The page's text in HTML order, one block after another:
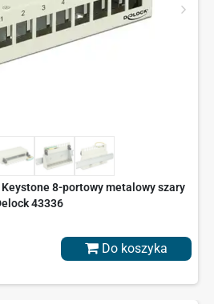
8-portowy metalowy szary
43336
Do koszyka